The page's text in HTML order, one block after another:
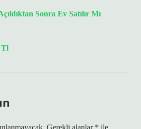
Sonra Ev Satılır Mı
Tl
Gerekli alanlar * ile